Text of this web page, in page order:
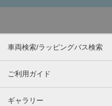
車両検索/ラッピングバス検索
ご利用ガイド
ギャラリー